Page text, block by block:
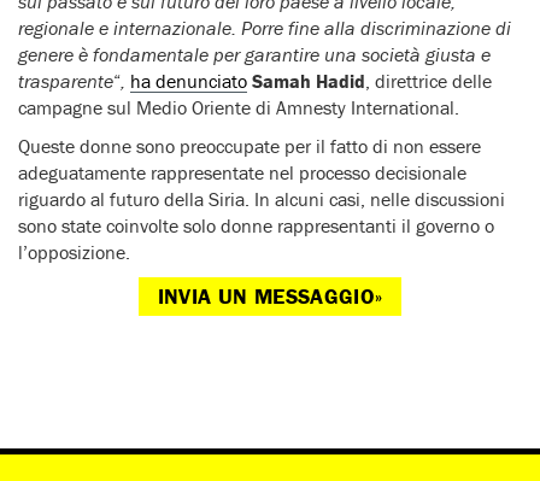
regionale e internazionale. Porre fine alla discriminazione di
genere è fondamentale per garantire una società giusta e
trasparente“, ha denunciato Samah Hadid, direttrice delle
campagne sul Medio Oriente di Amnesty International.
Queste donne sono preoccupate per il fatto di non essere
adeguatamente rappresentate nel processo decisionale
riguardo al futuro della Siria. In alcuni casi, nelle discussioni
sono state coinvolte solo donne rappresentanti il governo o
l’opposizione.
INVIA UN MESSAGGIO»